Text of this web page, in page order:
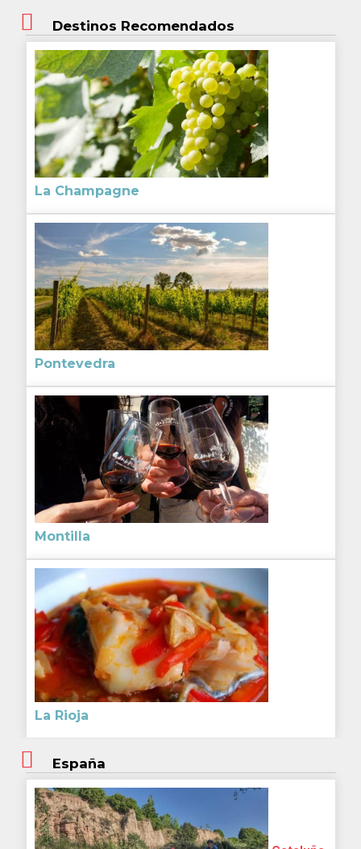
Destinos Recomendados
La Champagne
Pontevedra
Montilla
La Rioja
España